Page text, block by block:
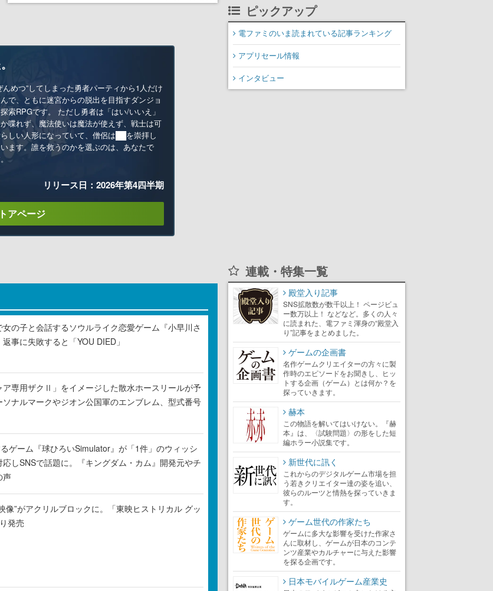
んめつ”してしまった勇者パーティから1人だけ
で、ともに迷宮からの脱出を目指すダンジョ
索RPGです。 ただし勇者は「はい/いいえ」
喋れず、魔法使いは魔法が使えず、戦士は可
しい人形になっていて、僧侶は██を崇拝し
ます。誰を救うのかを選ぶのは、あなたで
リリース日：2026年第4四半期
アページ
女の子と会話するソウルライク恋愛ゲーム『小早川さ
事に失敗すると「YOU DIED」
ア専用ザクⅡ」をイメージした散水ホースリールが予
ナルマークやジオン公国軍のエンブレム、型式番号
ゲーム『球ひろいSimulator』が「1件」のウィッシ
しSNSで話題に。『キングダム・カム』開発元やチ
声
像”がアクリルブロックに。「東映ヒストリカル グッ
発売
ピックアップ
電ファミのいま読まれている記事ランキング
アプリセール情報
インタビュー
連載・特集一覧
殿堂入り記事
SNS拡散数が数千以上！ ページビュ
ー数万以上！ などなど。多くの人々
に読まれた、電ファミ渾身の“殿堂入
り”記事をまとめました。
ゲームの企画書
名作ゲームクリエイターの方々に製
作時のエピソードをお聞きし、ヒッ
トする企画（ゲーム）とは何か？を
探っていきます。
赫本
この物語を解いてはいけない。『赫
本』は、〈試験問題〉の形をした短
編ホラー小説集です。
新世代に訊く
これからのデジタルゲーム市場を担
う若きクリエイター達の姿を追い、
彼らのルーツと情熱を探っていきま
す。
ゲーム世代の作家たち
ゲームに多大な影響を受けた作家さ
んに取材し、ゲームが日本のコンテ
ンツ産業やカルチャーに与えた影響
を探る企画です。
日本モバイルゲーム産業史